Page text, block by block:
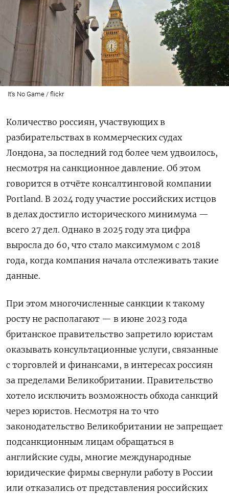
It's No Game / flickr
Количество россиян, участвующих в
разбирательствах в коммерческих судах
Лондона, за последний год более чем удвоилось,
несмотря на санкционное давление. Об этом
говорится в отчёте консалтинговой компании
Portland. В 2024 году участие российских истцов
в делах достигло исторического минимума —
всего 27 дел. Однако в 2025 году эта цифра
выросла до 60, что стало максимумом с 2018
года, когда компания начала отслеживать такие
данные.
При этом многочисленные санкции к такому
росту не располагают — в июне 2023 года
британское правительство запретило юристам
оказывать консультационные услуги, связанные
с торговлей и финансами, в интересах россиян
за пределами Великобритании. Правительство
хотело исключить возможность обхода санкций
через юристов. Несмотря на то что
законодательство Великобритании не запрещает
подсанкционным лицам обращаться в
английские суды, многие международные
юридические фирмы свернули работу в России
или отказались от представления российских